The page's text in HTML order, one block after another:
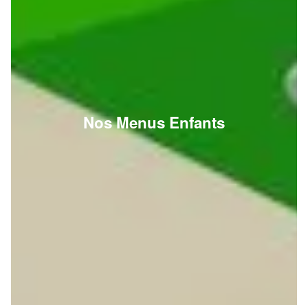
Nos Menus Enfants